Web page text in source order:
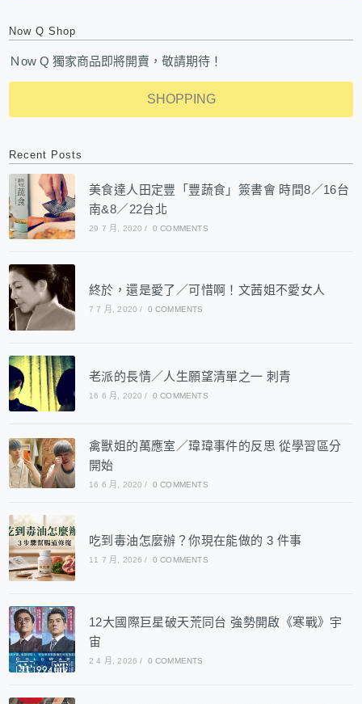
Now Q Shop
Ｎow Q 獨家商品即將開賣，敬請期待！
SHOPPING
Recent Posts
美食達人田定豐「豐蔬食」簽書會 時間8／16台
南&8／22台北
29 7 月, 2020 / 0 COMMENTS
終於，還是愛了／可惜啊！文茜姐不愛女人
7 7 月, 2020 / 0 COMMENTS
老派的長情／人生願望清單之一 刺青
16 6 月, 2020 / 0 COMMENTS
禽獸姐的萬應室／瑋瑋事件的反思 從學習區分
開始
16 6 月, 2020 / 0 COMMENTS
吃到毒油怎麼辦？你現在能做的 3 件事
11 7 月, 2026 / 0 COMMENTS
12大國際巨星破天荒同台 強勢開啟《寒戰》宇
宙
2 4 月, 2026 / 0 COMMENTS